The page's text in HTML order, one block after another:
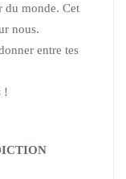
du monde. Cet
nous.
entre tes
!